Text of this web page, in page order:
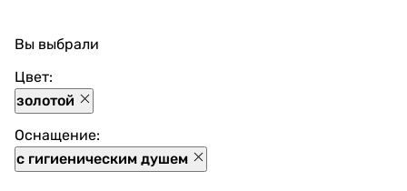
Украине. При покупке Золотой гигиенический душ в
нашем магазине доступны разнообразные способы
оплаты, покупка в кредит и множество акций и
скидок для каждого покупателя.
Вы выбрали
Цвет:
золотой
Оснащение:
с гигиеническим душем